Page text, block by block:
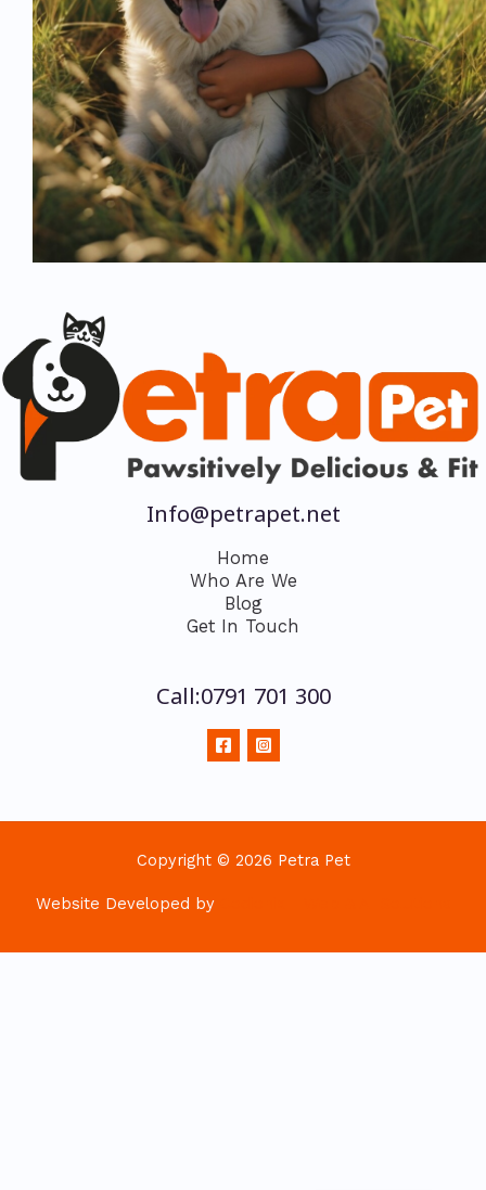
Info@petrapet.net
Home
Who Are We
Blog
Get In Touch
Call:0791 701 300
Copyright © 2026 Petra Pet
Website Developed by